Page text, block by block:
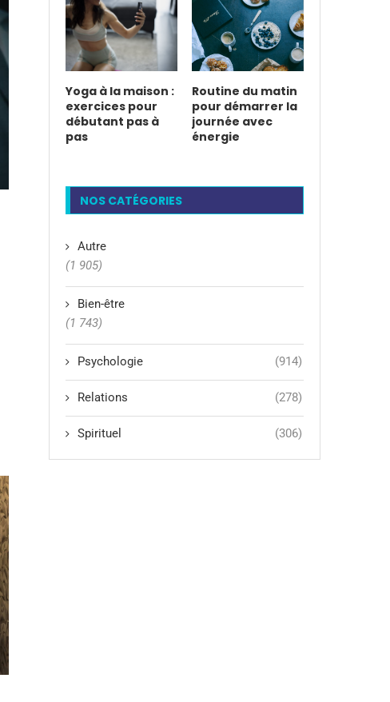
Yoga à la maison :
exercices pour
débutant pas à
pas
Routine du matin
pour démarrer la
journée avec
énergie
NOS CATÉGORIES
Autre
(1 905)
Bien-être
(1 743)
Psychologie (914)
Relations (278)
Spirituel (306)